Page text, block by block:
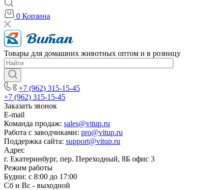
0 Корзина
Товары для домашних животных оптом и в розницу
+7 (962) 315-15-45
+7 (962) 315-15-45
Заказать звонок
E-mail
Команда продаж: sales@vitup.ru
Работа с заводчиками: pro@vitup.ru
Поддержка сайта: support@vitup.ru
Адрес
г. Екатеринбург, пер. Переходный, 8Б офис 3
Режим работы
Будни: с 8:00 до 17:00
Сб и Вс - выходной